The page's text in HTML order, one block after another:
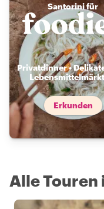
Santorini für
Privatdinner •
Erkunden
Alle